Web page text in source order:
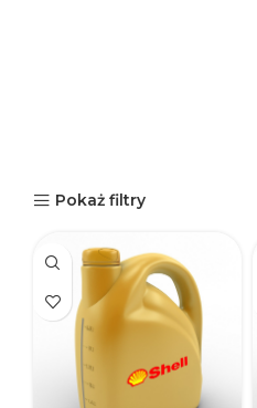
Pokaż filtry